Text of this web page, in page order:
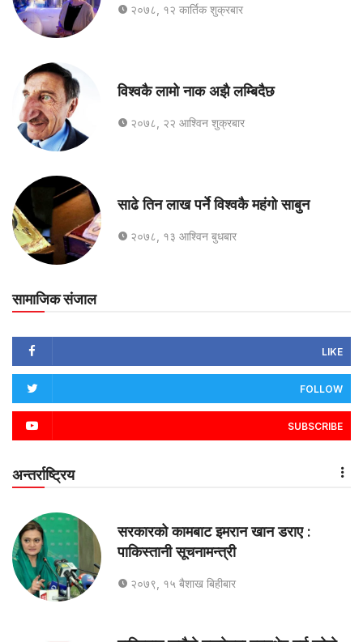
२०७८, १२ कार्तिक शुक्रबार
विश्वकै लामो नाक अझै लम्बिदैछ
२०७८, २२ आश्विन शुक्रबार
साढे तिन लाख पर्ने विश्वकै महंगो साबुन
२०७८, १३ आश्विन बुधबार
सामाजिक संजाल
LIKE
FOLLOW
SUBSCRIBE
अन्तर्राष्ट्रिय
सरकारको कामबाट इमरान खान डराए :
पाकिस्तानी सूचनामन्त्री
२०७९, १५ बैशाख बिहीबार